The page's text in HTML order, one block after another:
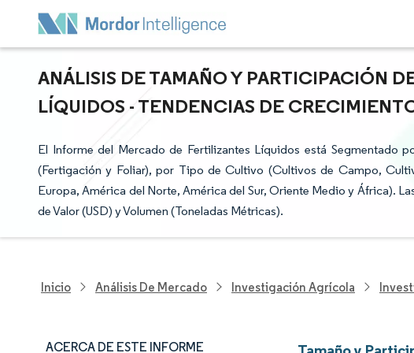
ANÁLISIS DE TAMAÑO Y PARTICIPACIÓN
LÍQUIDOS - TENDENCIAS DE
El Informe del Mercado de Fertilizantes Líquidos está Segmentado
(Fertigación y Foliar), por Tipo de Cultivo (Cultivos de Campo,
Europa, América del Norte, América del Sur, Oriente Medio y África).
de Valor (USD) y Volumen (Toneladas Métricas).
Inicio Análisis De Mercado Investigación Agrícola
ACERCA DE ESTE INFORME